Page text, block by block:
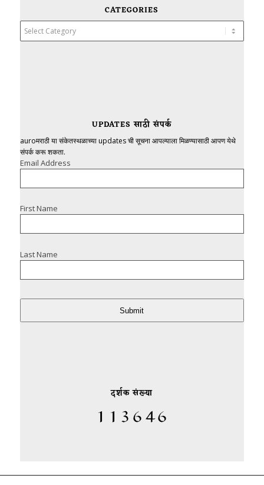
CATEGORIES
UPDATES साठी संपर्क
auroमराठी या संकेतस्थळाच्या updates ची सूचना आपल्याला मिळण्यासाठी आपण येथे
संपर्क करू शकता.
Email Address
First Name
Last Name
Submit
दर्शक संख्या